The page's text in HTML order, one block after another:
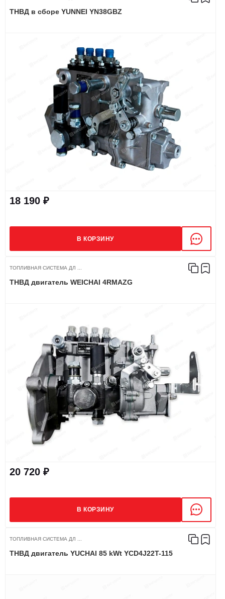
ТНВД в сборе YUNNEI YN38GBZ
18 190 ₽
В КОРЗИНУ
ТОПЛИВНАЯ СИСТЕМА ДЛ ...
ТНВД двигатель WEICHAI 4RMAZG
20 720 ₽
В КОРЗИНУ
ТОПЛИВНАЯ СИСТЕМА ДЛ ...
ТНВД двигатель YUCHAI 85 kWt YCD4J22T-115